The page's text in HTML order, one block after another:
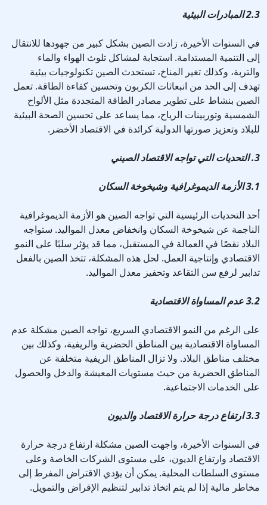
2.3 المبادرات البيئية
في السنوات الأخيرة، زادت الصين بشكل كبير من جهودها للانتقال
إلى التنمية المستدامة. استجابة لمشاكل تلوث الهواء والماء
والتربة، وكذلك تغير المناخ، تستحدث الصين تكنولوجيات بيئية
تهدف إلى الحد من انبعاثات الكربون وتحسين كفاءة الطاقة. تعمل
الصين بنشاط على تطوير مصادر الطاقة المتجددة مثل الألواح
الشمسية وتوربينات الرياح، مما يساعد على تحسين الصحة البيئية
للبلاد وتعزيز صورتها الدولية كرائدة في الاقتصاد الأخضر.
3. التحديات التي تواجه الاقتصاد الصيني
3.1 الأزمة الديموغرافية وشيخوخة السكان
أحد التحديات الرئيسية التي تواجه الصين هو الأزمة الديموغرافية
الناجمة عن شيخوخة السكان وانخفاض معدل المواليد. ستواجه
البلاد نقصًا في العمالة في المستقبل، مما قد يؤثر سلبًا على النمو
الاقتصادي وإنتاجية العمل. لحل هذه المشكلة، تتخذ الصين بالفعل
تدابير لرفع سن التقاعد وتحفيز معدل المواليد.
3.2 عدم المساواة الاقتصادية
على الرغم من النمو الاقتصادي السريع، تواجه الصين مشكلة عدم
المساواة الاقتصادية بين المناطق الحضرية والريفية، وكذلك بين
مختلف مناطق البلاد. ولا تزال المناطق الريفية متخلفة عن
المناطق الحضرية من حيث مستويات المعيشة والدخل والحصول
على الخدمات الاجتماعية.
3.3 ارتفاع درجة حرارة الاقتصاد والديون
في السنوات الأخيرة، واجهت الصين مشكلة ارتفاع درجة حرارة
الاقتصاد وارتفاع الديون، على مستوى الشركات الخاصة وعلى
مستوى السلطات المحلية. يمكن أن يؤدي الاقتراض المفرط إلى
مخاطر مالية إذا لم يتم اتخاذ تدابير لتنظيم الإقراض والتمويل.